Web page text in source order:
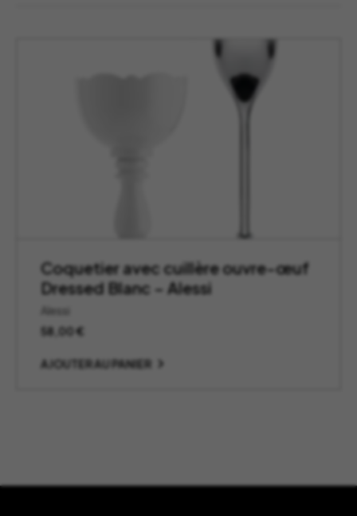
Coquetier avec cuillère ouvre-œuf
Dressed Blanc – Alessi
Alessi
58,00€
AJOUTER AU PANIER